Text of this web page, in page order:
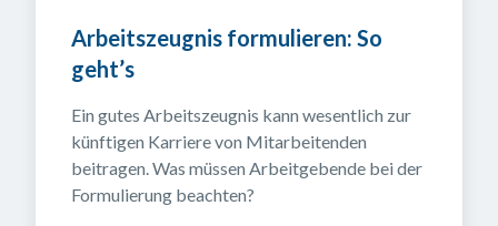
Arbeitszeugnis formulieren: So
geht’s
Ein gutes Arbeitszeugnis kann wesentlich zur
künftigen Karriere von Mitarbeitenden
beitragen. Was müssen Arbeitgebende bei der
Formulierung beachten?